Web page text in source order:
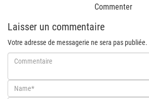
Commenter
Laisser un commentaire
Votre adresse de messagerie ne sera pas publiée.